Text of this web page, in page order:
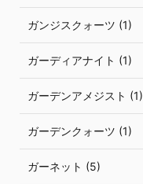
ガンジスクォーツ (1)
ガーディアナイト (1)
ガーデンアメジスト (1)
ガーデンクォーツ (1)
ガーネット (5)